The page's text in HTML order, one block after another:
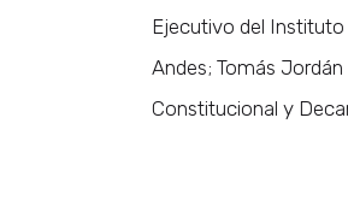
Ejecutivo del Instituto
Andes; Tomás
Constitucional y